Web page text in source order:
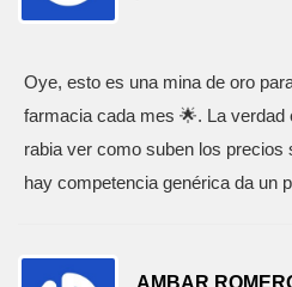
Oye, esto es una mina de oro
farmacia cada mes 🌟. La
rabia ver como suben los precios
hay competencia genérica da un
AMBAR